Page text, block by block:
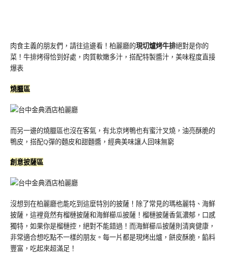
肉食主義的朋友們，請往這邊看！柏麗廳的現切爐烤牛排絕對是你的
菜！牛排烤得恰到好處，肉質軟嫩多汁，搭配特製醬汁，美味程度直接
爆表
燒臘區
而另一邊的燒臘區也沒在客氣，有北京烤鴨也有蜜汁叉燒，油亮酥脆的
鴨皮，搭配Q彈的麵皮和甜麵醬，經典美味讓人回味無窮
創意披薩區
沒想到在柏麗廳也能吃到這麼特別的披薩！除了常見的瑪格麗特、海鮮
披薩，這裡竟然有榴槤披薩和海鮮櫛瓜披薩！榴槤披薩香氣濃郁，口感
獨特，如果你是榴槤控，絕對不能錯過！而海鮮櫛瓜披薩則清爽健康，
非常適合想吃點不一樣的朋友。每一片都是現烤出爐，餅皮酥脆，餡料
豐富，吃起來超滿足！